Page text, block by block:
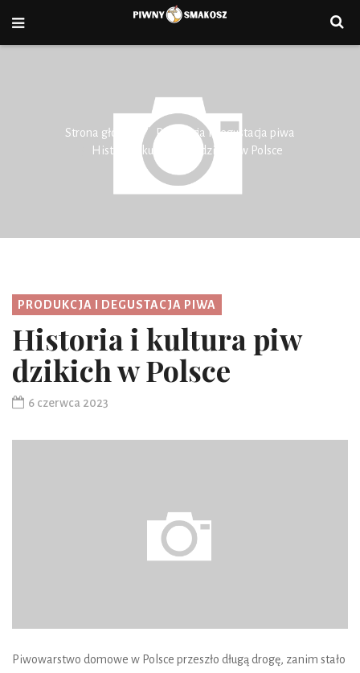
Strona główna
Produkcja i degustacja piwa
Historia i kultura piw dzikich w Polsce
PRODUKCJA I DEGUSTACJA PIWA
Historia i kultura piw
dzikich w Polsce
6 czerwca 2023
Piwowarstwo domowe w Polsce przeszło długą drogę, zanim stało